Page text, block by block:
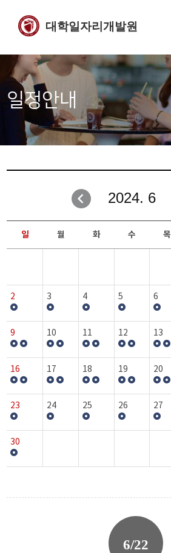
대학일자리개발원
일정안내
2024. 6
일 월 화 수 목
2 3 4 5 6
9 10 11 12 13
16 17 18 19 20
23 24 25 26 27
30
6/22